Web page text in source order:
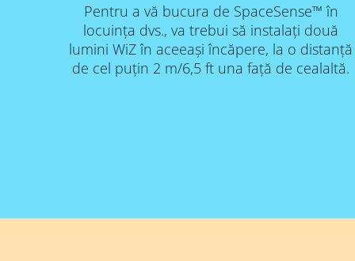
Pentru a vă bucura de SpaceSense™ în
locuința dvs., va trebui să instalați două
lumini WiZ în aceeași încăpere, la o distanță
de cel puțin 2 m/6,5 ft una față de cealaltă.